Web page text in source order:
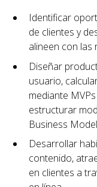
Identificar
de clientes y
alineen con las
Diseñar
usuario,
mediante
estructurar
Business
Desarrollar
contenido,
en clientes a